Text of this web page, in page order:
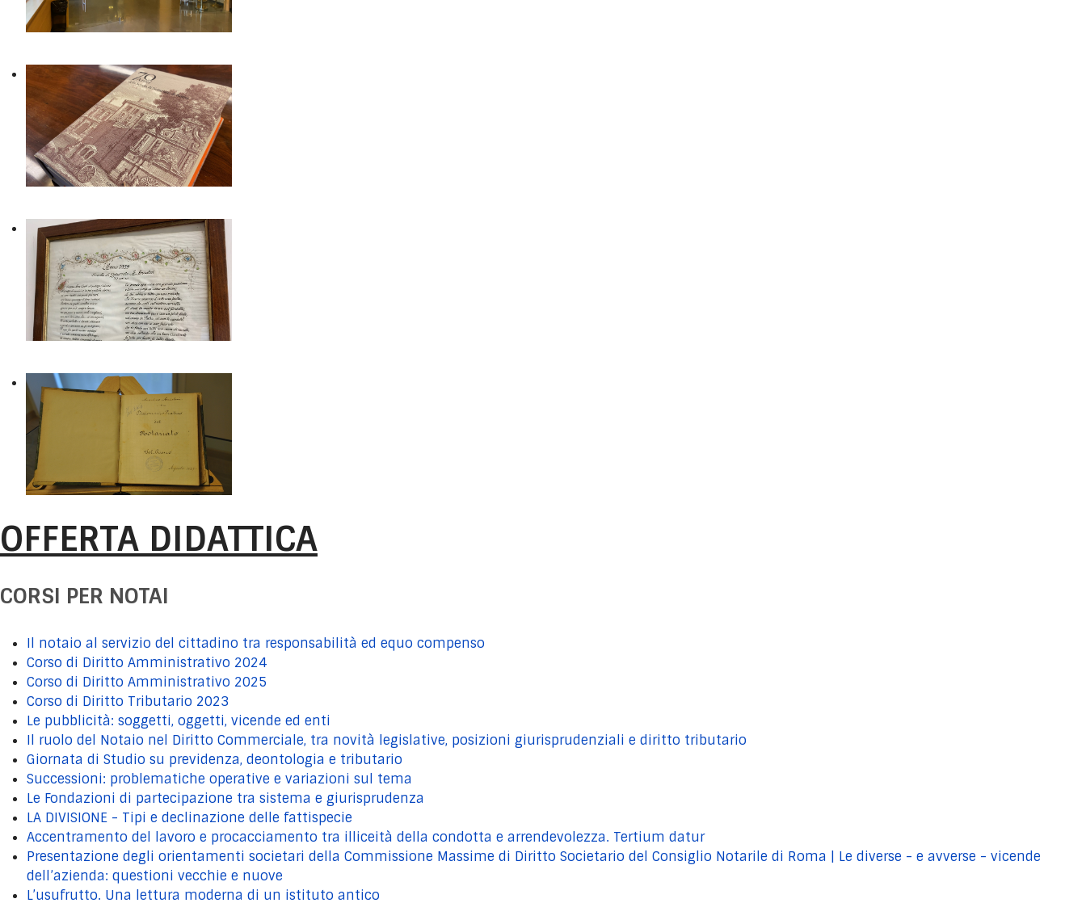
OFFERTA DIDATTICA
CORSI PER NOTAI
Il notaio al servizio del cittadino tra responsabilità ed equo compenso
Corso di Diritto Amministrativo 2024
Corso di Diritto Amministrativo 2025
Corso di Diritto Tributario 2023
Le pubblicità: soggetti, oggetti, vicende ed enti
Il ruolo del Notaio nel Diritto Commerciale, tra novità legislative, posizioni giurisprudenziali e diritto tributario
Giornata di Studio su previdenza, deontologia e tributario
Successioni: problematiche operative e variazioni sul tema
Le Fondazioni di partecipazione tra sistema e giurisprudenza
LA DIVISIONE - Tipi e declinazione delle fattispecie
Accentramento del lavoro e procacciamento tra illiceità della condotta e arrendevolezza. Tertium datur
Presentazione degli orientamenti societari della Commissione Massime di Diritto Societario del Consiglio Notarile di Roma | Le diverse - e avverse - vicende
dell’azienda: questioni vecchie e nuove
L’usufrutto. Una lettura moderna di un istituto antico